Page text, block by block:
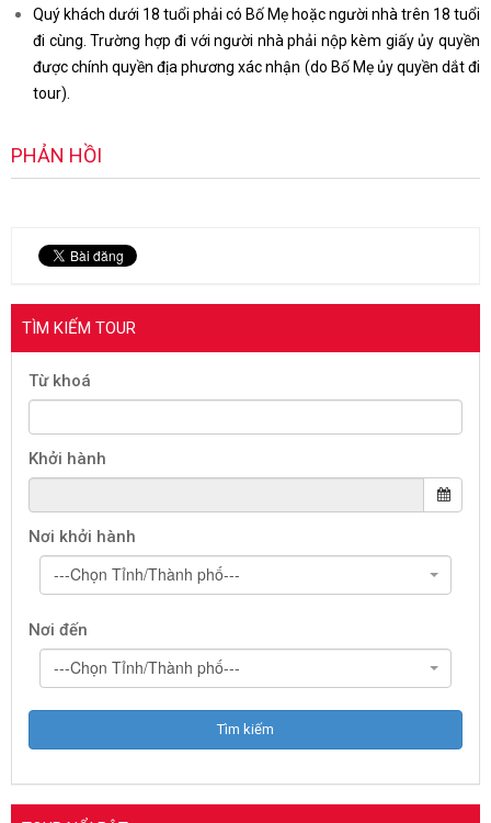
Quý khách dưới 18 tuổi phải có Bố Mẹ hoặc người nhà trên 18 tuổi
đi cùng. Trường hợp đi với người nhà phải nộp kèm giấy ủy quyền
được chính quyền địa phương xác nhận (do Bố Mẹ ủy quyền dắt đi
tour).
PHẢN HỒI
TÌM KIẾM TOUR
Từ khoá
Khởi hành
Nơi khởi hành
---Chọn Tỉnh/Thành phố---
Nơi đến
---Chọn Tỉnh/Thành phố---